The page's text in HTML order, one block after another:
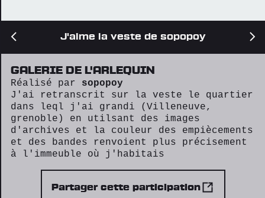
J'aime la veste de sopopoy
GALERIE DE L'ARLEQUIN
Réalisé par sopopoy
J'ai retranscrit sur la veste le quartier
dans leql j'ai grandi (Villeneuve,
grenoble) en utilsant des images
d'archives et la couleur des empiècements
et des bandes renvoient plus précisement
à l'immeuble où j'habitais
Partager cette participation